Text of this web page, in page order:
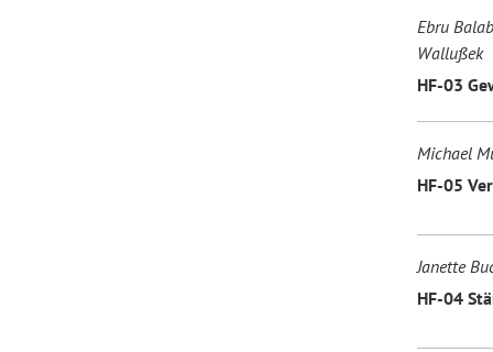
Ebru
Wallußek
HF-03
Michael
HF-05
Janette
HF-04